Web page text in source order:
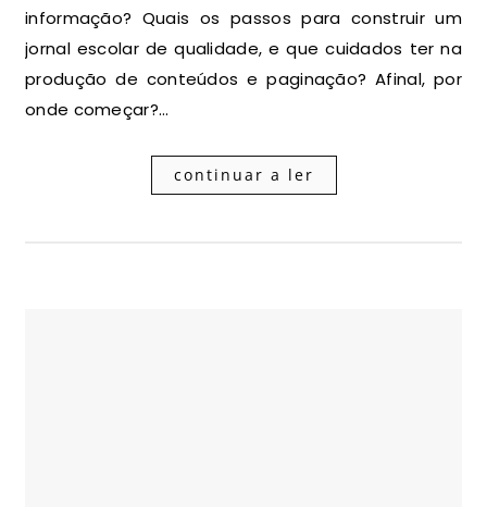
informação? Quais os passos para construir um
jornal escolar de qualidade, e que cuidados ter na
produção de conteúdos e paginação? Afinal, por
onde começar?…
continuar a ler